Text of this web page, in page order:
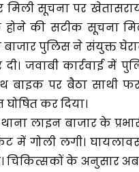
सूचना पर
होने की सटीक सूचना
पुलिस ने संयुक्त
जवाबी कार्रवाई में
पर बैठा साथी
कर दिया।
लाइन बाजार के
गोली लगी।
चिकित्सकों के अनुसार